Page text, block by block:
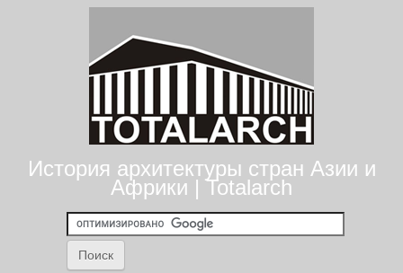
История архитектуры стран Азии и
Африки | Totalarch